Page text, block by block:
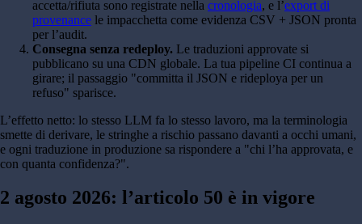
accetta/rifiuta sono registrate nella cronologia, e l’export di
provenance le impacchetta come evidenza CSV + JSON pronta
per l’audit.
Consegna senza redeploy. Le traduzioni approvate si
pubblicano su una CDN globale. La tua pipeline CI continua a
girare; il passaggio "committa il JSON e rideploya per un
refuso" sparisce.
L’effetto netto: lo stesso LLM fa lo stesso lavoro, ma la terminologia
smette di derivare, le stringhe a rischio passano davanti a occhi umani,
e ogni traduzione in produzione sa rispondere a "chi l’ha approvata, e
con quanta confidenza?".
2 agosto 2026: l’articolo 50 è in vigore